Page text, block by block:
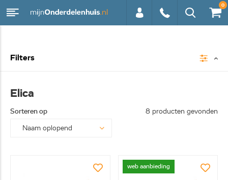
0
Filters
Elica
Sorteren op 8 producten gevonden
web aanbieding